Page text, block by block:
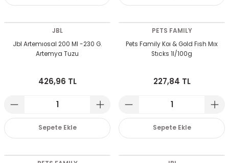
JBL
Jbl Artemıosal 200 Ml -230 G.
Artemya Tuzu
426,96 TL
Sepete Ekle
PETS FAMILY
Pets Family Koı & Gold Fısh Mıx
Stıcks 1l/100g
227,84 TL
Sepete Ekle